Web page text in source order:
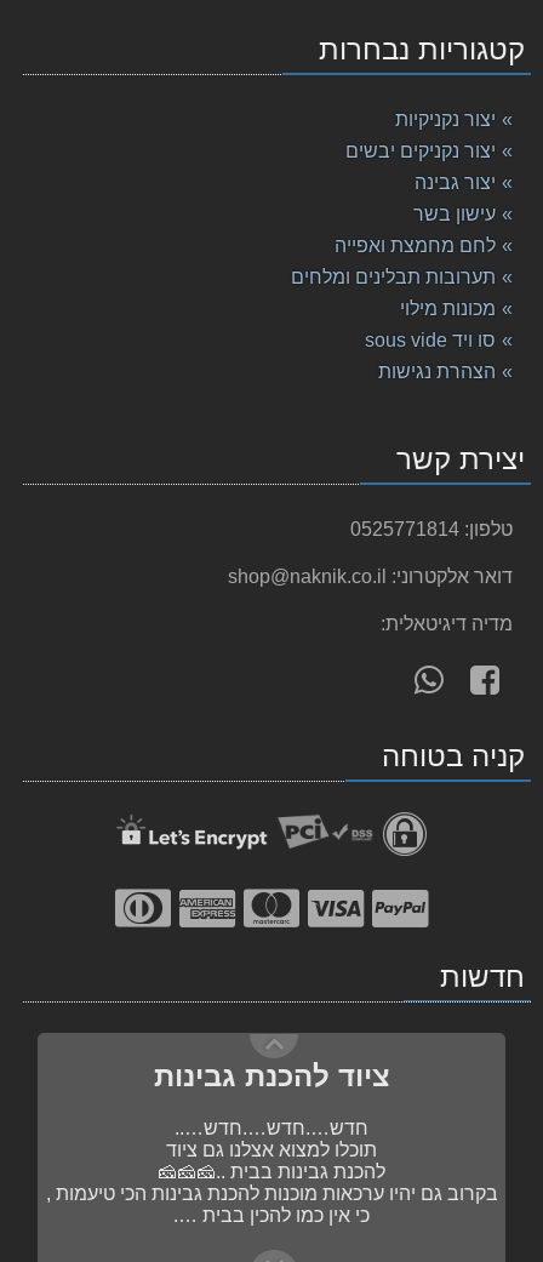
קטגוריות נבחרות
יצור נקניקיות
יצור נקניקים יבשים
יצור גבינה
עישון בשר
לחם מחמצת ואפייה
תערובות תבלינים ומלחים
מכונות מילוי
סו ויד sous vide
הצהרת נגישות
יצירת קשר
טלפון: 0525771814
דואר אלקטרוני: shop@naknik.co.il
מדיה דיגיטאלית:
עקוב
אחרינו
facebook
WhatsAppקניה בטוחה
חדשות
תבלינים ותערובות
הכי….הכי….טעימות …..
פשוט מוסיפים את השקית לתערובת הבשר……
חדש….חדש….חדש…..
תוכלו למצוא אצלנו גם ציוד
להכנת גבינות בבית ..🧀🧀🧀
כי אין כמו להכין בבית ….
תבלינים ותערובות